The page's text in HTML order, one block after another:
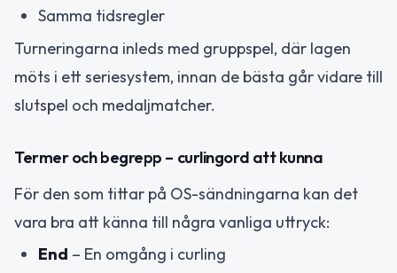
Samma tidsregler
Turneringarna inleds med gruppspel, där lagen
möts i ett seriesystem, innan de bästa går vidare till
slutspel och medaljmatcher.
Termer och begrepp – curlingord att kunna
För den som tittar på OS-sändningarna kan det
vara bra att känna till några vanliga uttryck:
End – En omgång i curling